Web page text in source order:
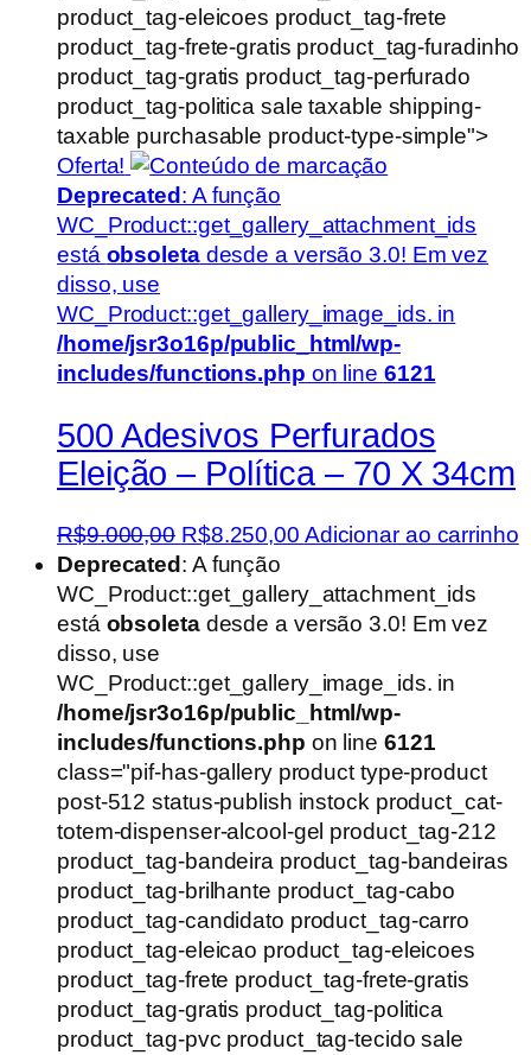
product_tag-eleicoes product_tag-frete
product_tag-frete-gratis product_tag-furadinho
product_tag-gratis product_tag-perfurado
product_tag-politica sale taxable shipping-
taxable purchasable product-type-simple">
Oferta!
Deprecated : A função
WC_Product::get_gallery_attachment_ids
está obsoletadesde a versão 3.0! Em vez
disso, use
WC_Product::get_gallery_image_ids. in
/home/jsr3o16p/public_html/wp-
includes/functions.php on line 6121
500 Adesivos Perfurados
Eleição – Política – 70 X 34cm
R$9.000,00 O
preço
original
era:
R$8.250,00O
atual
é:
Adicionar ao carrinho
Deprecated : A função
WC_Product::get_gallery_attachment_ids
está obsoletadesde a versão 3.0! Em vez
disso, use
WC_Product::get_gallery_image_ids. in
/home/jsr3o16p/public_html/wp-
includes/functions.php on line 6121
class="pif-has-gallery product type-product
post-512 status-publish instock product_cat-
totem-dispenser-alcool-gel product_tag-212
product_tag-bandeira product_tag-bandeiras
product_tag-brilhante product_tag-cabo
product_tag-candidato product_tag-carro
product_tag-eleicao product_tag-eleicoes
product_tag-frete product_tag-frete-gratis
product_tag-gratis product_tag-politica
product_tag-pvc product_tag-tecido sale